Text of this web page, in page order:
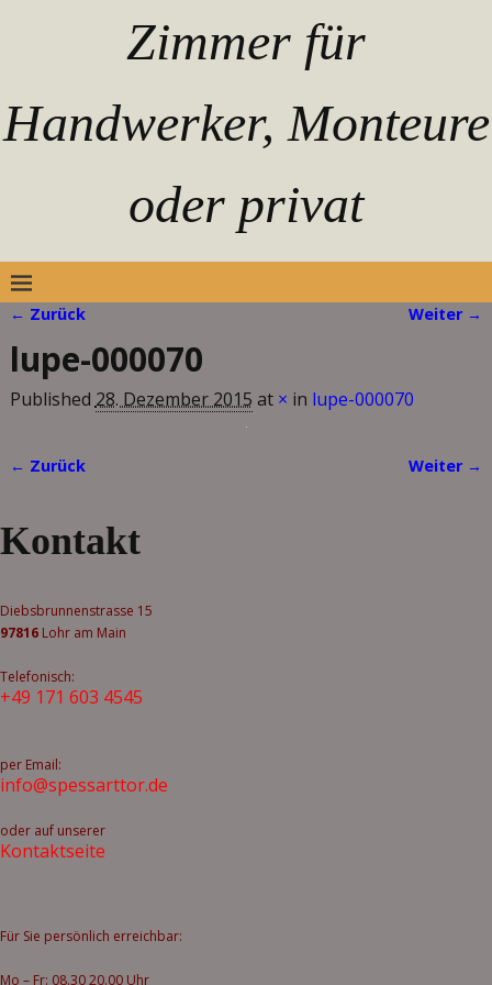
Zimmer für
Handwerker, Monteure
oder privat
← Zurück Weiter →
lupe-000070
Published 28. Dezember 2015 at × in lupe-000070
← Zurück Weiter →
Kontakt
Diebsbrunnenstrasse 15
97816 Lohr am Main
Telefonisch:
+49 171 603 4545
per Email:
info@spessarttor.de
oder auf unserer
Kontaktseite
Für Sie persönlich erreichbar:
Mo – Fr: 08.30 20.00 Uhr